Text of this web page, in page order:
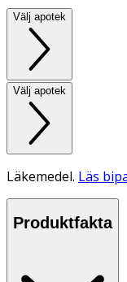
Välj apotek
Välj apotek
Läkemedel. Läs
Produktfakta